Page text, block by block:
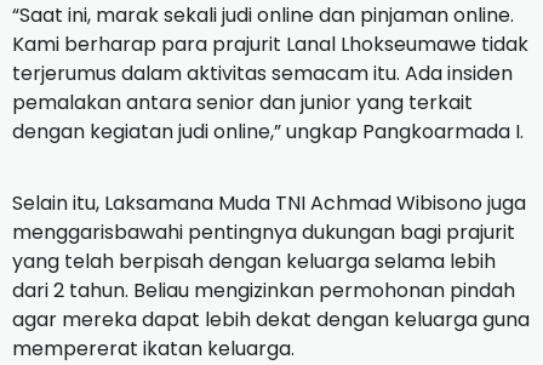
“Saat ini, marak sekali judi online dan pinjaman online.
Kami berharap para prajurit Lanal Lhokseumawe tidak
terjerumus dalam aktivitas semacam itu. Ada insiden
pemalakan antara senior dan junior yang terkait
dengan kegiatan judi online,” ungkap Pangkoarmada I.
Selain itu, Laksamana Muda TNI Achmad Wibisono juga
menggarisbawahi pentingnya dukungan bagi prajurit
yang telah berpisah dengan keluarga selama lebih
dari 2 tahun. Beliau mengizinkan permohonan pindah
agar mereka dapat lebih dekat dengan keluarga guna
mempererat ikatan keluarga.